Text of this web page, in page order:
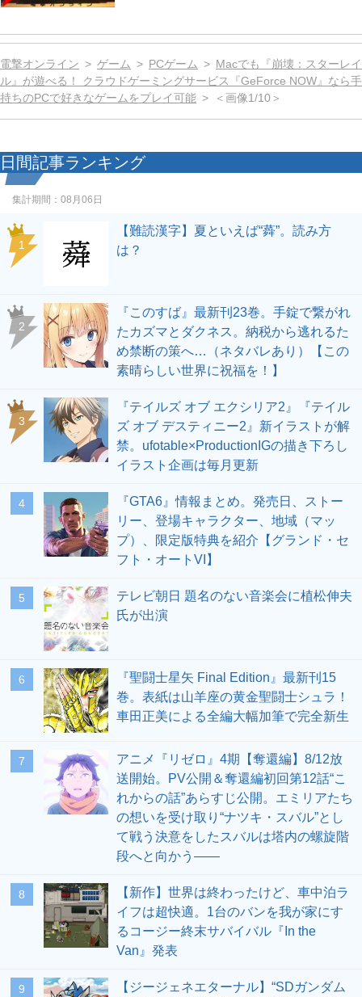
電撃オンライン ゲーム PCゲーム
Macでも『崩壊：スターレイ
ル』が遊べる！ クラウドゲーミングサービス『GeForce NOW』なら手
持ちのPCで好きなゲームをプレイ可能
＜画像1/10＞
日間記事ランキング
集計期間： 08月06日
1
【難読漢字】夏といえば“蕣”。読み方
は？
2
『このすば』最新刊23巻。手錠で繋がれ
たカズマとダクネス。納税から逃れるた
め禁断の策へ…（ネタバレあり）【この
素晴らしい世界に祝福を！】
3
『テイルズ オブ エクシリア2』『テイル
ズ オブ デスティニー2』新イラストが解
禁。ufotable×ProductionIGの描き下ろし
イラスト企画は毎月更新
4
『GTA6』情報まとめ。発売日、ストー
リー、登場キャラクター、地域（マッ
プ）、限定版特典を紹介【グランド・セ
フト・オートVI】
5
テレビ朝日 題名のない音楽会に植松伸夫
氏が出演
6
『聖闘士星矢 Final Edition』最新刊15
巻。表紙は山羊座の黄金聖闘士シュラ！
車田正美による全編大幅加筆で完全新生
7
アニメ『リゼロ』4期【奪還編】8/12放
送開始。PV公開＆奪還編初回第12話“こ
れからの話”あらすじ公開。エミリアたち
の想いを受け取り“ナツキ・スバル”とし
て戦う決意をしたスバルは塔内の螺旋階
段へと向かう――
8
【新作】世界は終わったけど、車中泊ラ
イフは超快適。1台のバンを我が家にす
るコージー終末サバイバル『In the
Van』発表
9
【ジージェネエターナル】“SDガンダム